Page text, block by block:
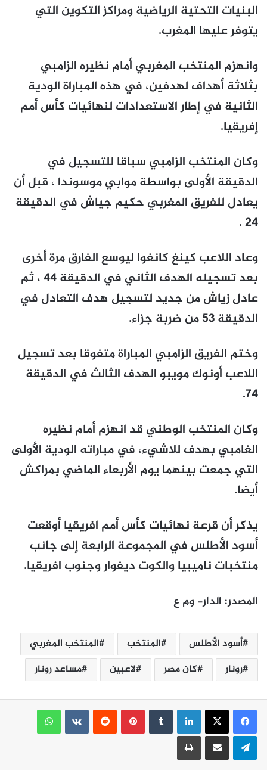
البنيات التحتية الرياضية ومراكز التكوين التي
يتوفر عليها المغرب.
وانهزم المنتخب المغربي أمام نظيره الزامبي
بثلاثة أهداف لهدفين، في هذه المباراة الودية
الثانية في إطار الاستعدادات لنهائيات كأس أمم
إفريقيا.
وكان المنتخب الزامبي سباقا للتسجيل في
الدقيقة الأولى بواسطة موابي موسوندا ، قبل أن
يعادل للفريق المغربي حكيم جياش في الدقيقة
24 .
وعاد اللاعب كينغ كانغوا ليوسع الفارق مرة أخرى
بعد تسجيله الهدف الثاني في الدقيقة 44 ، ثم
عادل زياش من جديد لتسجيل هدف التعادل في
الدقيقة 53 من ضربة جزاء.
وختم الفريق الزامبي المباراة متفوقا بعد تسجيل
اللاعب أونوك مويبو الهدف الثالث في الدقيقة
74.
وكان المنتخب الوطني قد انهزم أمام نظيره
الغامبي بهدف للاشيء، في مباراته الودية الأولى
التي جمعت بينهما يوم الأربعاء الماضي بمراكش
أيضا.
يذكر أن قرعة نهائيات كأس أمم افريقيا أوقعت
أسود الأطلس في المجموعة الرابعة إلى جانب
منتخبات ناميبيا والكوت ديفوار وجنوب افريقيا.
المصدر: الدار- وم ع
أسود الأطلس المنتخب
المنتخب المغربي
رونار
كان مصر لاعبين مساعد رونار
لينكدإن بينتيريست
واتساب
تيلقرام مشاركة عبر البريد طباعة